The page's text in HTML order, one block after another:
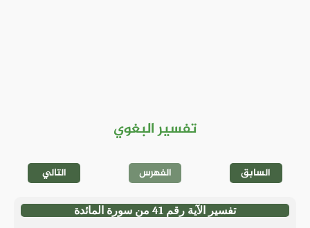
تفسير البغوي
السابق الفهرس التالي
تفسير الآية رقم 41 من سورة المائدة